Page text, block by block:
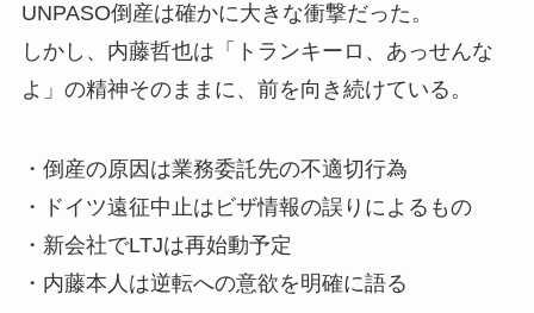
UNPASO倒産は確かに大きな衝撃だった。
しかし、内藤哲也は「トランキーロ、あっせんな
よ」の精神そのままに、前を向き続けている。
・倒産の原因は業務委託先の不適切行為
・ドイツ遠征中止はビザ情報の誤りによるもの
・新会社でLTJは再始動予定
・内藤本人は逆転への意欲を明確に語る